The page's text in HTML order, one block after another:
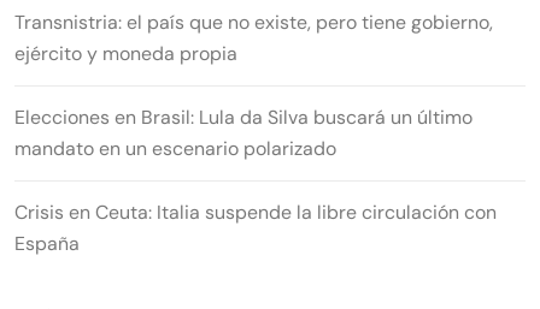
Transnistria: el país que no existe, pero tiene gobierno,
ejército y moneda propia
Elecciones en Brasil: Lula da Silva buscará un último
mandato en un escenario polarizado
Crisis en Ceuta: Italia suspende la libre circulación con
España